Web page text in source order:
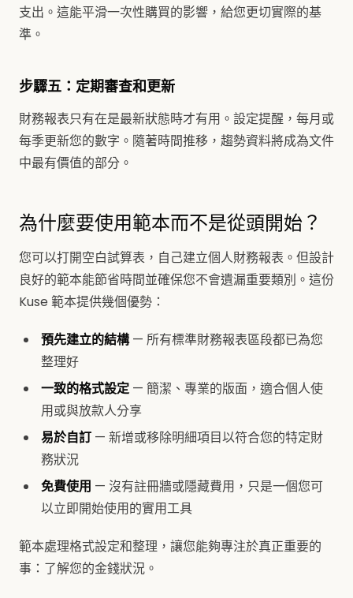
支出。這能平滑一次性購買的影響，給您更切實際的基
準。
步驟五：定期審查和更新
財務報表只有在是最新狀態時才有用。設定提醒，每月或
每季更新您的數字。隨著時間推移，趨勢資料將成為文件
中最有價值的部分。
為什麼要使用範本而不是從頭開始？
您可以打開空白試算表，自己建立個人財務報表。但設計
良好的範本能節省時間並確保您不會遺漏重要類別。這份
Kuse 範本提供幾個優勢：
預先建立的結構— 所有標準財務報表區段都已為您
整理好
一致的格式設定 — 簡潔、專業的版面，適合個人使
用或與放款人分享
易於自訂 — 新增或移除明細項目以符合您的特定財
務狀況
免費使用 — 沒有註冊牆或隱藏費用，只是一個您可
以立即開始使用的實用工具
範本處理格式設定和整理，讓您能夠專注於真正重要的
事：了解您的金錢狀況。